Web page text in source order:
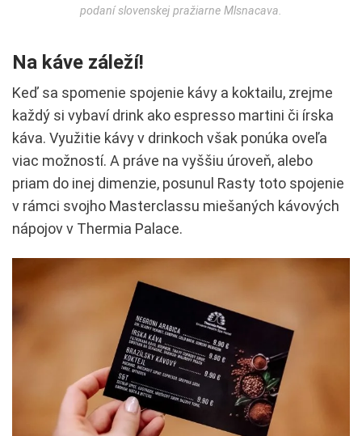
podaní slovenskej pražiarne Mlsnacava.
Na káve záleží!
Keď sa spomenie spojenie kávy a koktailu, zrejme
každý si vybaví drink ako espresso martini či írska
káva. Využitie kávy v drinkoch však ponúka oveľa
viac možností. A práve na vyššiu úroveň, alebo
priam do inej dimenzie, posunul Rasty toto spojenie
v rámci svojho Masterclassu miešaných kávových
nápojov v Thermia Palace.